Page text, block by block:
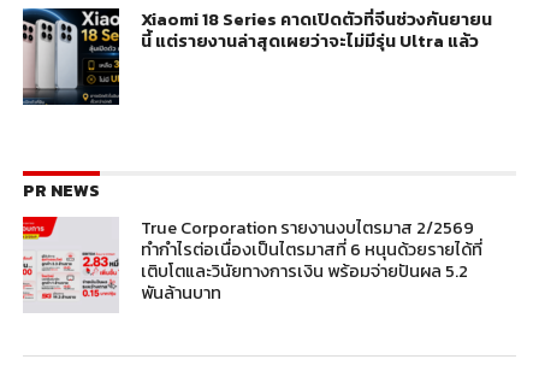
Xiaomi 18 Series คาดเปิดตัวที่จีนช่วงกันยายน
นี้ แต่รายงานล่าสุดเผยว่าจะไม่มีรุ่น Ultra แล้ว
PR NEWS
True Corporation รายงานงบไตรมาส 2/2569
ทำกำไรต่อเนื่องเป็นไตรมาสที่ 6 หนุนด้วยรายได้ที่
เติบโตและวินัยทางการเงิน พร้อมจ่ายปันผล 5.2
พันล้านบาท